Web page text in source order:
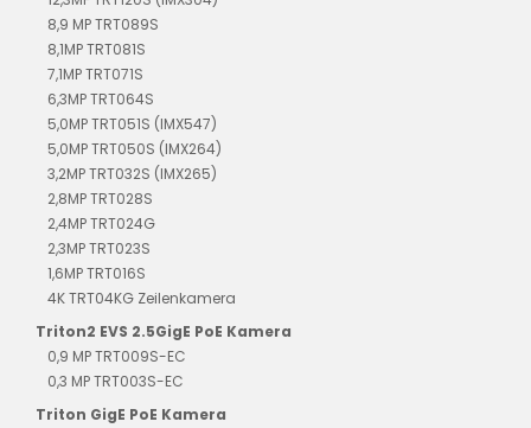
8,9 MP TRT089S
8,1MP TRT081S
7,1MP TRT071S
6,3MP TRT064S
5,0MP TRT051S (IMX547)
5,0MP TRT050S (IMX264)
3,2MP TRT032S (IMX265)
2,8MP TRT028S
2,4MP TRT024G
2,3MP TRT023S
1,6MP TRT016S
4K TRT04KG Zeilenkamera
Triton2 EVS 2.5GigE PoE Kamera
0,9 MP TRT009S-EC
0,3 MP TRT003S-EC
Triton GigE PoE Kamera